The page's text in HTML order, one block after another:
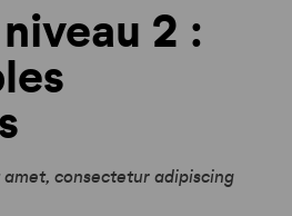
2 :
consectetur adipiscing